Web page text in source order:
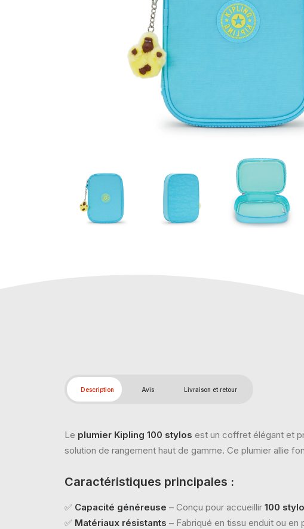
Description Avis Livraison et retour
Le plumier Kipling 100 stylos est un coffret élégant et
solution de rangement haut de gamme. Ce plumier allie
Caractéristiques principales :
✅ Capacité généreuse – Conçu pour accueillir 100
✅ Matériaux résistants – Fabriqué en tissu enduit ou